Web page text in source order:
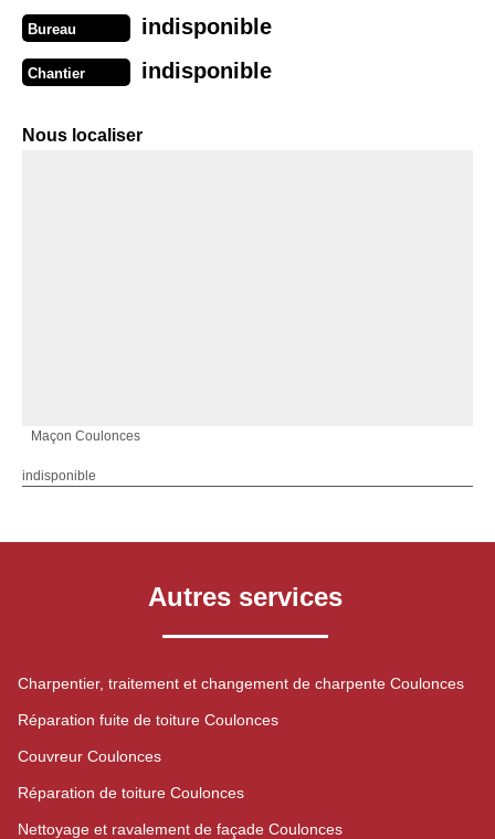
Bureau indisponible
Chantier indisponible
Nous localiser
Maçon Coulonces
indisponible
Autres services
Charpentier, traitement et changement de charpente Coulonces
Réparation fuite de toiture Coulonces
Couvreur Coulonces
Réparation de toiture Coulonces
Nettoyage et ravalement de façade Coulonces